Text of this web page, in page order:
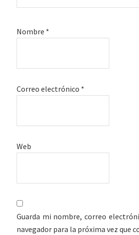
Nombre *
Correo electrónico *
Web
Guarda mi nombre, correo
navegador para la próxima vez que